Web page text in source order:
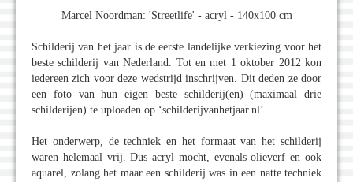
Marcel Noordman: 'Streetlife' - acryl - 140x100 cm
Schilderij van het jaar is de eerste landelijke verkiezing voor het
beste schilderij van Nederland. Tot en met 1 oktober 2012 kon
iedereen zich voor deze wedstrijd inschrijven. Dit deden ze door
een foto van hun eigen beste schilderij(en) (maximaal drie
schilderijen) te uploaden op ‘schilderijvanhetjaar.nl’.
Het onderwerp, de techniek en het formaat van het schilderij
waren helemaal vrij. Dus acryl mocht, evenals olieverf en ook
aquarel, zolang het maar een schilderij was in een natte techniek